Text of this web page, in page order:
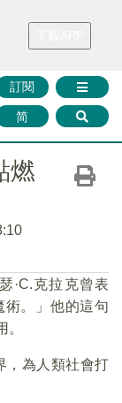
華證券 媒體矩陣
訂閱
简
燃
·C.克拉克曾表
術。」他的這句
，為人類社會打